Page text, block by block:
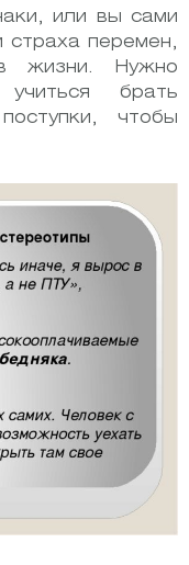
или вы сами
страха перемен,
жизни. Нужно
брать
чтобы